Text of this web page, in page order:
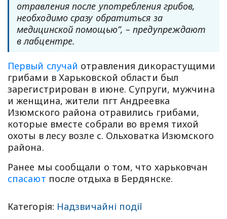
отравления после употребления грибов,
необходимо сразу обратиться за
медицинской помощью”, – предупреждают
в лабцентре.
Первый случай отравления дикорастущими
грибами в Харьковской области был
зарегистрирован в июне. Супруги, мужчина
и женщина, жители пгт Андреевка
Изюмского района отравились грибами,
которые вместе собрали во время тихой
охоты в лесу возле с. Ольховатка Изюмского
района.
Ранее мы сообщали о том, что харьковчан
спасают после отдыха в Бердянске.
Категорія: Надзвичайні події